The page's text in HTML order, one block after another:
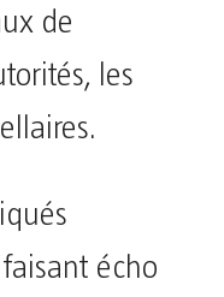
de
les
écho